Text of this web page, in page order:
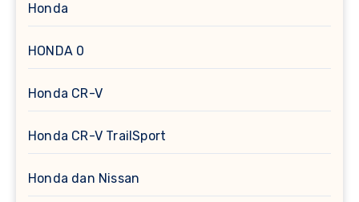
Honda
HONDA 0
Honda CR-V
Honda CR-V TrailSport
Honda dan Nissan